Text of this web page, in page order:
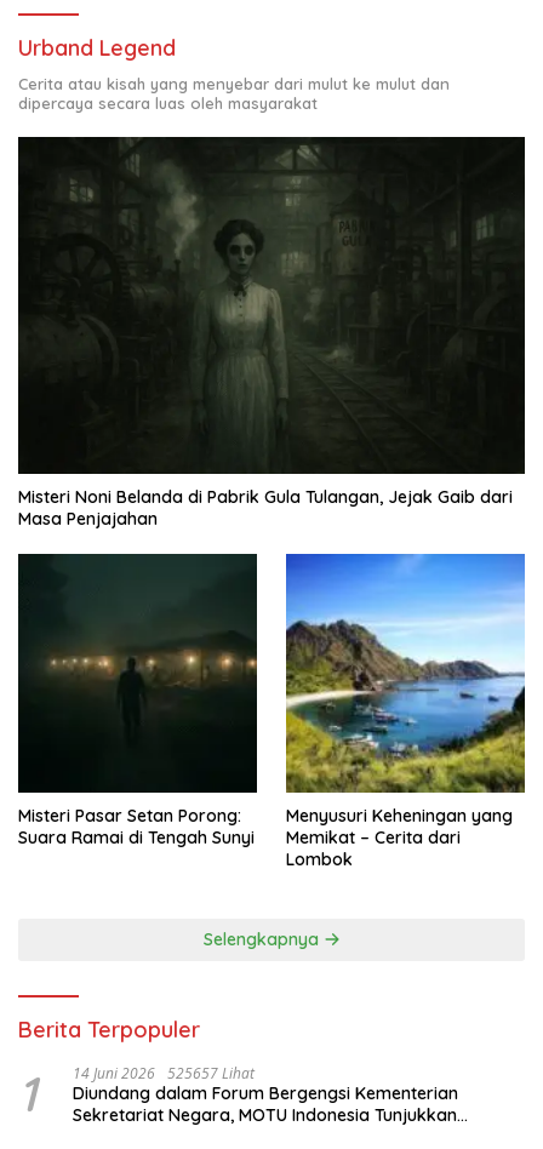
Urband Legend
Cerita atau kisah yang menyebar dari mulut ke mulut dan
dipercaya secara luas oleh masyarakat
Misteri Noni Belanda di Pabrik Gula Tulangan, Jejak Gaib dari
Masa Penjajahan
Misteri Pasar Setan Porong:
Suara Ramai di Tengah Sunyi
Menyusuri Keheningan yang
Memikat – Cerita dari
Lombok
Selengkapnya
Berita Terpopuler
1 14 Juni 2026 525657 Lihat
Diundang dalam Forum Bergengsi Kementerian
Sekretariat Negara, MOTU Indonesia Tunjukkan